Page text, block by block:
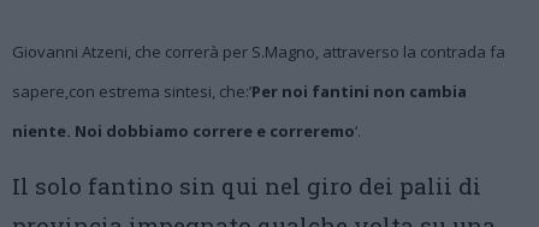
Giovanni Atzeni, che correrà per S.Magno, attraverso la contrada fa
sapere,con estrema sintesi, che:’Per noi fantini non cambia
niente. Noi dobbiamo correre e correremo‘.
Il solo fantino sin qui nel giro dei palii di